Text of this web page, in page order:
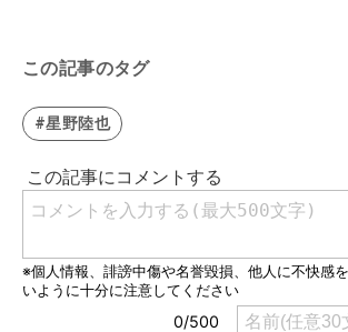
この記事のタグ
#星野陸也